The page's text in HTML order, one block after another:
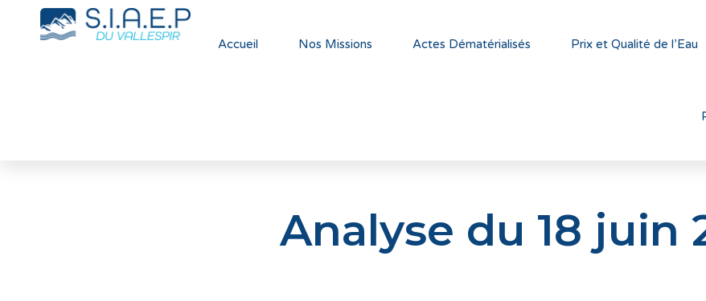
Accueil Nos Missions Actes Dématérialisés Prix et Qualité de l’Eau
Analyse du 18 juin